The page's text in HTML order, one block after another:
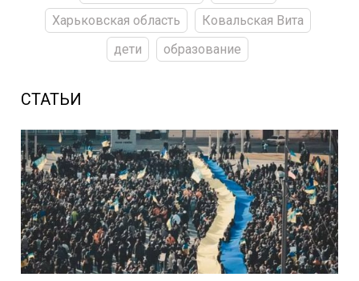
Харьковская область
Ковальская Вита
дети
образование
СТАТЬИ